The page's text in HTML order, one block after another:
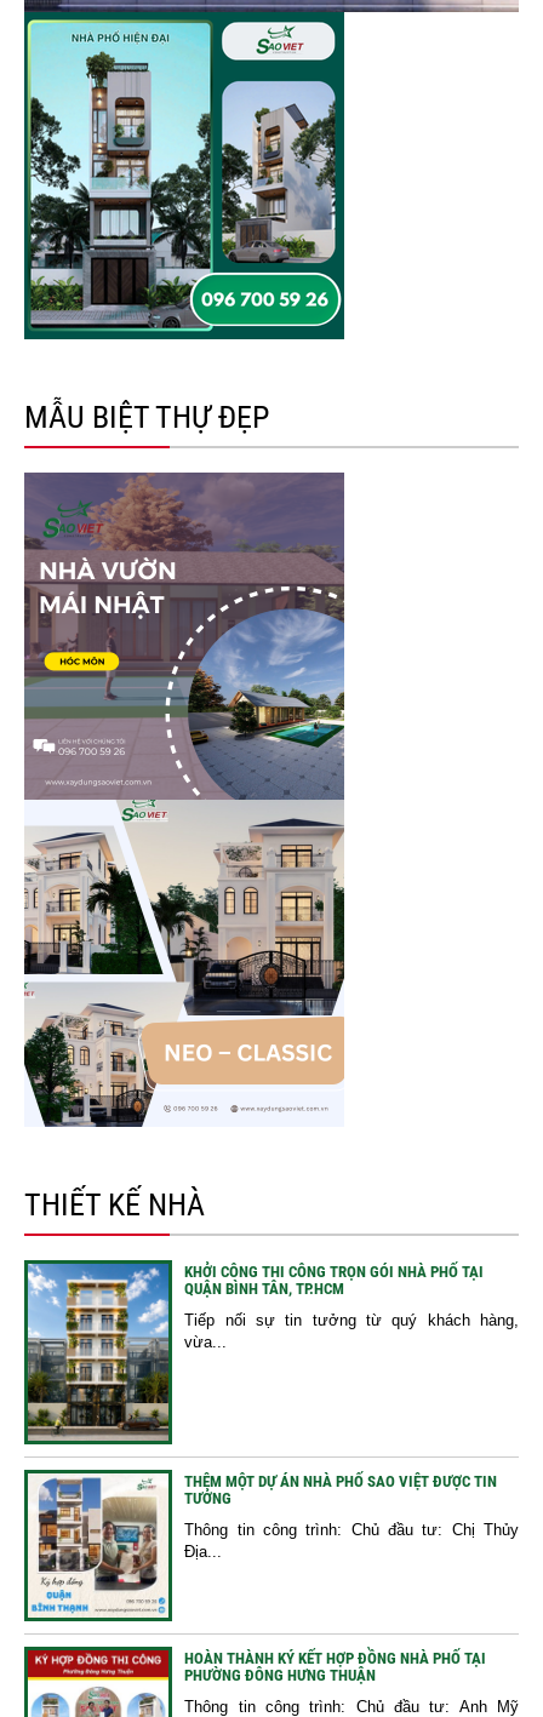
MẪU BIỆT THỰ ĐẸP
THIẾT KẾ NHÀ
KHỞI CÔNG THI CÔNG TRỌN GÓI NHÀ PHỐ TẠI
QUẬN BÌNH TÂN, TP.HCM
Tiếp nối sự tin tưởng từ quý khách hàng,
vừa...
THÊM MỘT DỰ ÁN NHÀ PHỐ SAO VIỆT ĐƯỢC TIN
TƯỞNG
Thông tin công trình: Chủ đầu tư: Chị Thủy
Địa...
HOÀN THÀNH KÝ KẾT HỢP ĐỒNG NHÀ PHỐ TẠI
PHƯỜNG ĐÔNG HƯNG THUẬN
Thông tin công trình: Chủ đầu tư: Anh Mỹ